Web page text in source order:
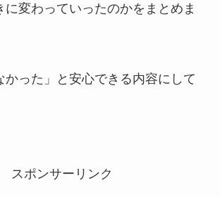
に変わっていったのかをまとめま
かった」と安心できる内容にして
スポンサーリンク